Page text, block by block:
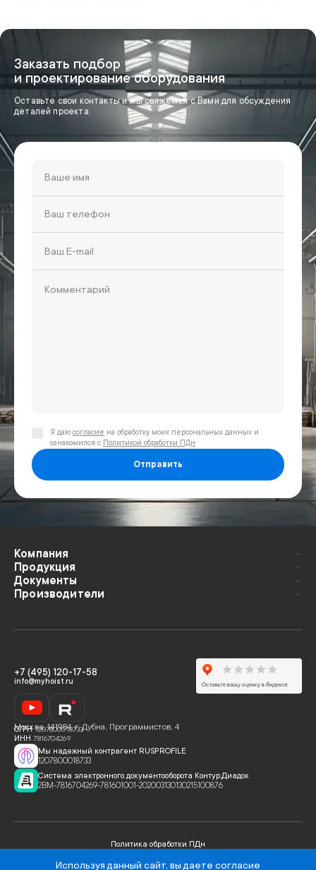
Заказать подбор
и проектирование оборудования
Оставьте свои контакты и мы свяжемся с Вами для обсуждения
деталей проекта.
Отправить
Я даю согласие на обработку моих персональных данных и
ознакомился с
Политикой обработки ПДн
+7 (495) 120-17-58
info@myhoist.ru
Москва, 141984, г. Дубна, Программистов, 4
ОГРН1207800018733
ИНН7816704269
Мы надежный контрагент RUSPROFILE
1207800018733
Система электронного документооборота Контур.Диадок
2BM-7816704269-781601001-202003130130215100876
Компания
Продукция
Документы
Производители
Политика обработки ПДн
Политика использования cookies
Используя данный сайт, вы даете согласие